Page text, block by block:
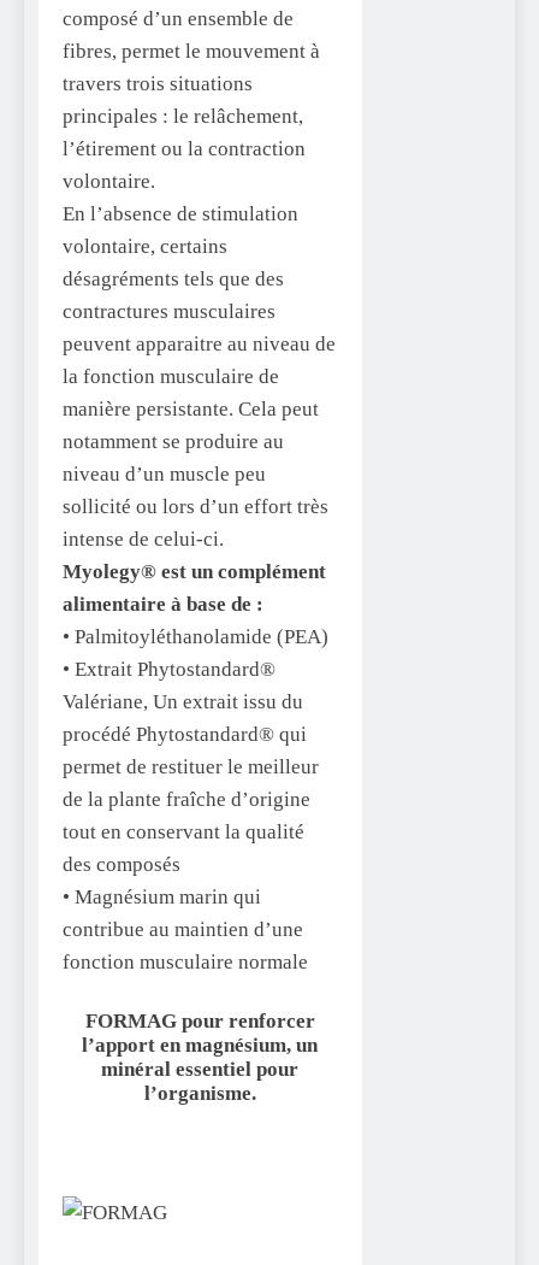
composé d’un ensemble de
fibres, permet le mouvement à
travers trois situations
principales : le relâchement,
l’étirement ou la contraction
volontaire.
En l’absence de stimulation
volontaire, certains
désagréments tels que des
contractures musculaires
peuvent apparaitre au niveau de
la fonction musculaire de
manière persistante. Cela peut
notamment se produire au
niveau d’un muscle peu
sollicité ou lors d’un effort très
intense de celui-ci.
Myolegy® est un complément
alimentaire à base de :
• Palmitoyléthanolamide (PEA)
• Extrait Phytostandard®
Valériane, Un extrait issu du
procédé Phytostandard® qui
permet de restituer le meilleur
de la plante fraîche d’origine
tout en conservant la qualité
des composés
• Magnésium marin qui
contribue au maintien d’une
fonction musculaire normale
FORMAG pour renforcer
l’apport en magnésium, un
minéral essentiel pour
l’organisme.